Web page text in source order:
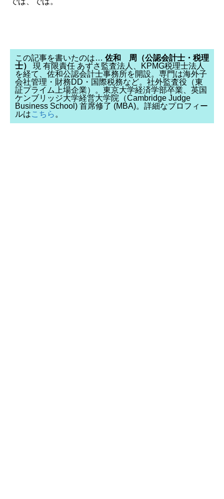
この記事を書いたのは… 佐和 周（公認会計士・税理
士）
現 有限責任 あずさ監査法人、KPMG税理士法人
を経て、佐和公認会計士事務所を開設。専門は海外子
会社管理・財務DD・国際税務など。社外監査役（東
証プライム上場企業）。東京大学経済学部卒業、英国
ケンブリッジ大学経営大学院（Cambridge Judge
Business School) 首席修了 (MBA)。詳細なプロフィー
ルはこちら 。